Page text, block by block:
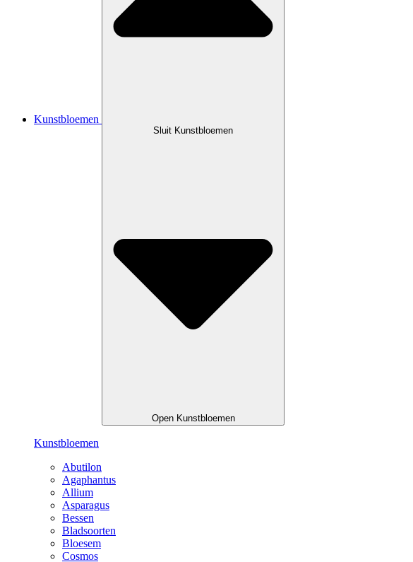
Kunstbloemen
Sluit Kunstbloemen
Open Kunstbloemen
Kunstbloemen
Abutilon
Agaphantus
Allium
Asparagus
Bessen
Bladsoorten
Bloesem
Cosmos